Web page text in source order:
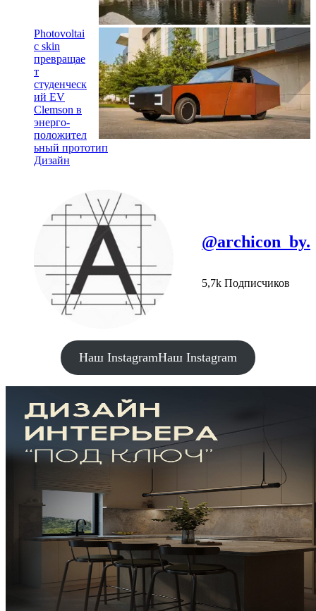
Photovoltai
c skin
превращае
т
студенческ
ий EV
Clemson в
энерго-
положител
ьный прототип
Дизайн
@archicon_by.
5,7k Подписчиков
Наш InstagramНаш Instagram